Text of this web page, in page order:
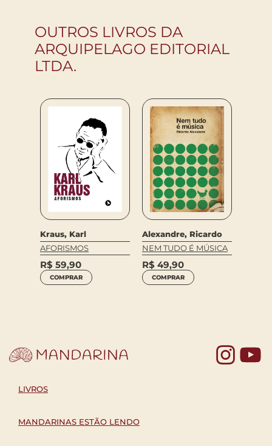
OUTROS LIVROS DA
ARQUIPELAGO EDITORIAL
LTDA.
Kraus, Karl
AFORISMOS
R$ 59,90
COMPRAR
Alexandre, Ricardo
NEM TUDO É MÚSICA
R$ 49,90
COMPRAR
LIVROS
MANDARINAS ESTÃO LENDO